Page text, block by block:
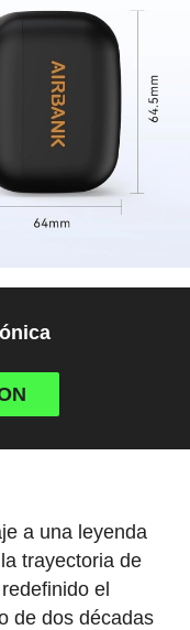
a una leyenda
trayectoria de
el
de dos décadas